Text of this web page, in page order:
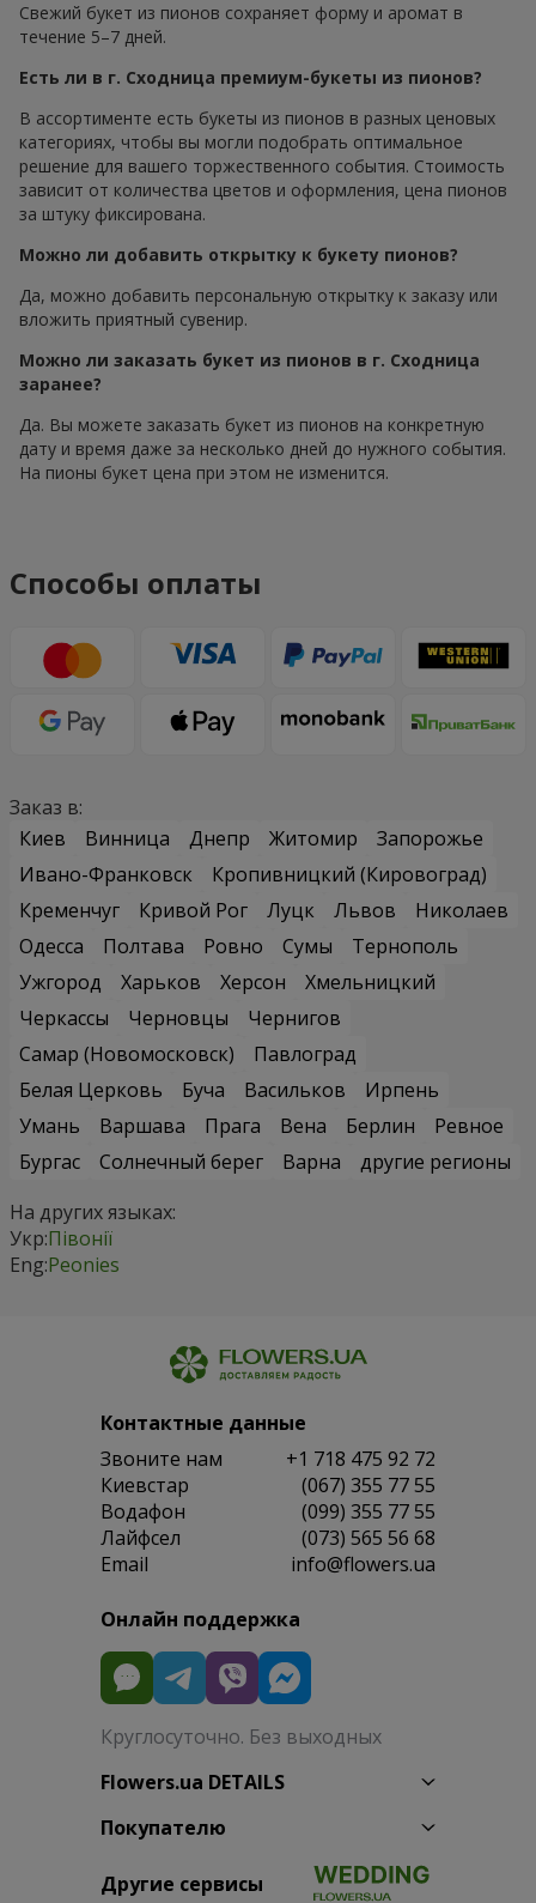
Свежий букет из пионов сохраняет форму и аромат в
течение 5–7 дней.
Есть ли в г. Сходница премиум-букеты из пионов?
В ассортименте есть букеты из пионов в разных ценовых
категориях, чтобы вы могли подобрать оптимальное
решение для вашего торжественного события. Стоимость
зависит от количества цветов и оформления, цена пионов
за штуку фиксирована.
Можно ли добавить открытку к букету пионов?
Да, можно добавить персональную открытку к заказу или
вложить приятный сувенир.
Можно ли заказать букет из пионов в г. Сходница
заранее?
Да. Вы можете заказать букет из пионов на конкретную
дату и время даже за несколько дней до нужного события.
На пионы букет цена при этом не изменится.
Способы оплаты
Заказ в:
Киев
Винница Днепр Житомир
Запорожье
Ивано-Франковск
Кропивницкий (Кировоград)
Кременчуг
Кривой Рог Луцк Львов
Николаев
Одесса
Полтава Ровно Сумы
Тернополь
Ужгород
Харьков Херсон
Хмельницкий
Черкассы
Черновцы
Чернигов
Самар (Новомосковск)
Павлоград
Белая Церковь
Буча Васильков
Ирпень
Умань
Варшава Прага Вена Берлин
Ревное
Бургас
Солнечный берег Варна
другие регионы
На других языках:
Укр:Півонії
Eng:Peonies
Контактные данные
Звоните нам
+1 718 475 92 72
Киевстар
(067) 355 77 55
Водафон
(099) 355 77 55
Лайфсел
(073) 565 56 68
Email
info@flowers.ua
Онлайн поддержка
Круглосуточно. Без выходных
Flowers.ua DETAILS
Покупателю
Другие сервисы